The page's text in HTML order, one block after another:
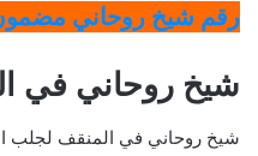
رقم شيخ روحاني
شيخ روحاني في
شيخ روحاني في المنقف لجلب